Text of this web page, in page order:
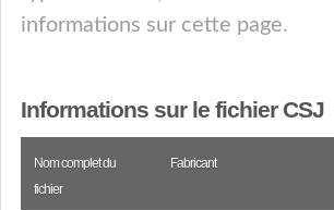
informations sur cette page.
Informations sur le fichier CSJ
Nom complet du
fichier
Fabricant